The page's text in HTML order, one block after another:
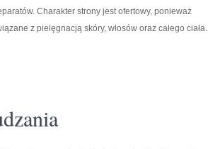
Charakter strony jest ofertowy, ponieważ
z pielęgnacją skóry, włosów oraz całego ciała.